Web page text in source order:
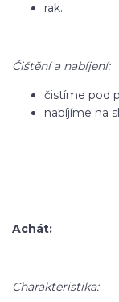
rak.
Čištění a nabíjení:
čistíme pod
nabíjíme na
Achát:
Charakteristika: